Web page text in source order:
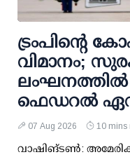
ട്രംപിന്റെ
വിമാനം;
ഫെഡറല്‍
07 Aug 2026 10 mins
വാഷിങ്ടണ്‍: